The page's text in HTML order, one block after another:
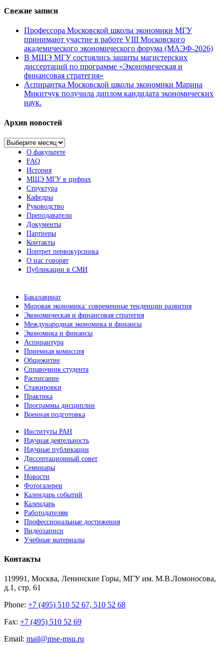
Свежие записи
Профессора Московской школы экономики МГУ
принимают участие в работе VIII Московского
академического экономического форума (МАЭФ-2026)
В МШЭ МГУ состоялись защиты магистерских
диссертаций по программе «Экономическая и
финансовая стратегия»
Аспирантка Московской школы экономики Марина
Микитчук получила диплом кандидата экономических
наук.
Архив новостей
Архив
новостейО факультете
FAQ
История
МШЭ МГУ в цифрах
Структура
Кафедры
Руководство
Преподаватели
Документы
Партнеры
Контакты
Портрет первокурсника
О нас говорят
Публикации в СМИ
Бакалавриат
Мировая экономика: современные тенденции развития
Экономическая и финансовая стратегия
Международная экономика и финансы
Экономика и финансы
Аспирантура
Приемная комиссия
Общежитие
Справочник студента
Расписание
Стажировки
Практика
Программы дисциплин
Военная подготовка
Институты РАН
Научная деятельность
Научные публикации
Диссертационный совет
Семинары
Новости
Фотогалереи
Календарь событий
Календарь
Работодателям
Профессиональные достижения
Видеозаписи
Учебные материалы
Контакты
119991, Москва, Ленинские Горы, МГУ им. М.В.Ломоносова,
д.1, стр. 61
Phone: +7 (495) 510 52 67, 510 52 68
Fax: +7 (495) 510 52 69
Email: mail@mse-msu.ru